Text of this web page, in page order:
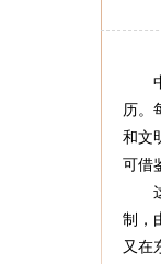
中
历。
和文
可借
这
制，
又在